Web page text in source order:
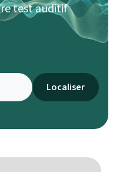
test auditif
Localiser